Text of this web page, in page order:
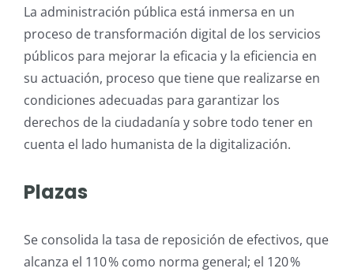
La administración pública está inmersa en un
proceso de transformación digital de los servicios
públicos para mejorar la eficacia y la eficiencia en
su actuación, proceso que tiene que realizarse en
condiciones adecuadas para garantizar los
derechos de la ciudadanía y sobre todo tener en
cuenta el lado humanista de la digitalización.
Plazas
Se consolida la tasa de reposición de efectivos, que
alcanza el 110 % como norma general; el 120 %